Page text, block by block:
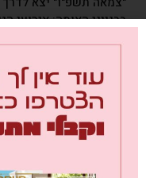
בבנייני האומה: אירועי
04/12/2025